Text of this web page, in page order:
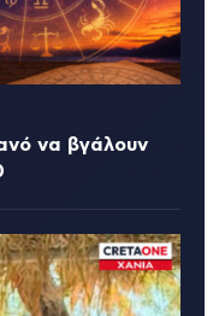
να βγάλουν